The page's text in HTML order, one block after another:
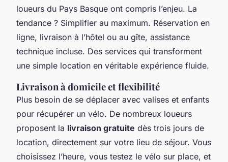
loueurs du Pays Basque ont compris l’enjeu. La
tendance ? Simplifier au maximum. Réservation en
ligne, livraison à l’hôtel ou au gîte, assistance
technique incluse. Des services qui transforment
une simple location en véritable expérience fluide.
Livraison à domicile et flexibilité
Plus besoin de se déplacer avec valises et enfants
pour récupérer un vélo. De nombreux loueurs
proposent la livraison gratuite dès trois jours de
location, directement sur votre lieu de séjour. Vous
choisissez l’heure, vous testez le vélo sur place, et